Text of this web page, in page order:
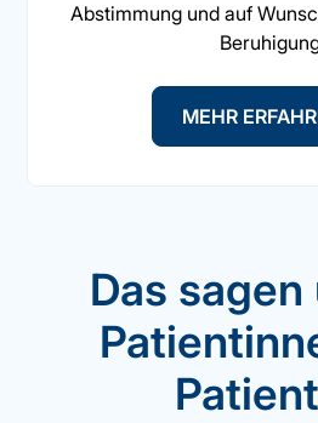
Abstimmung und auf
MEHR
Das